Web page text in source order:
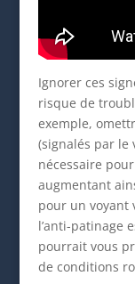
Ignorer ces
risque de
exemple,
(signalés par le
nécessaire
augmentant
pour un voyant
l’anti-patinage
pourrait vous
de conditions